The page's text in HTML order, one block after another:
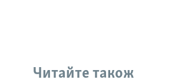
Читайте також